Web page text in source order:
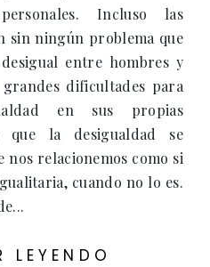
Incluso las
sin ningún problema que
entre hombres y
dificultades para
en sus propias
que la desigualdad se
nos relacionemos como si
cuando no lo es.
LEYENDO